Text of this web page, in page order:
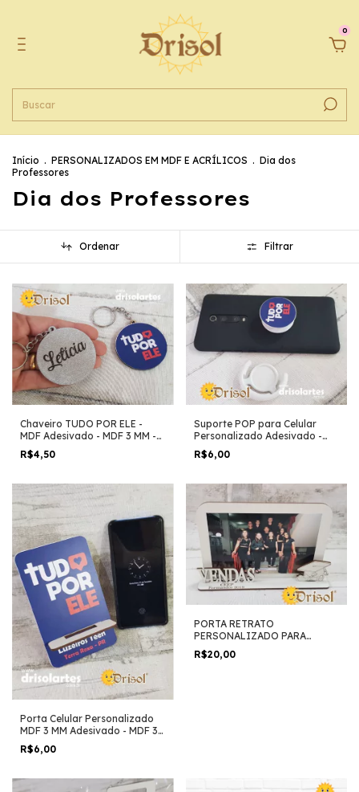
0
Início . PERSONALIZADOS EM MDF E ACRÍLICOS . Dia dos
Professores
Dia dos Professores
Ordenar Filtrar
Chaveiro TUDO POR ELE -
MDF Adesivado - MDF 3 MM -
L0 - Pedido Mínimo 5
Unidades
R$4,50
Suporte POP para Celular
Personalizado Adesivado -
MDF 3 MM - L0 - Pedido
Mínimo 5 Unidades
R$6,00
Porta Celular Personalizado
MDF 3 MM Adesivado - MDF 3
MM - L0 - Pedido Mínimo 5
Unidades
R$6,00
PORTA RETRATO
PERSONALIZADO PARA
FORMATURA 10X15 - COM
FOTO ADESIVA - L0 - PEDIDO
R$20,00